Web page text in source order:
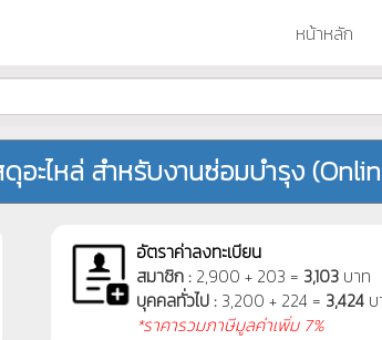
หน้าหลัก
อะไหล่ สำหรับงานซ่อมบำรุง
อัตราค่าลงทะเบียน
สมาชิก :2,900 + 203 = 3,103บาท
บุคคลทั่วไป :3,200 + 224 = 3,424บ
*ราคารวมภาษีมูลค่าเพิ่ม 7%